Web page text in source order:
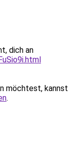
dich an
möchtest, kannst
.